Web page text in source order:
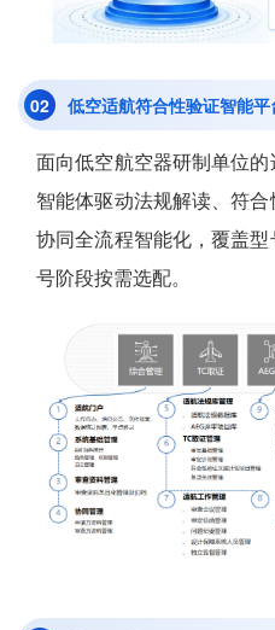
02 低空适航符合性验证智能平
面向低空航空器研制单位
智能体驱动法规解读、符
协同全流程智能化，覆盖
号阶段按需选配。